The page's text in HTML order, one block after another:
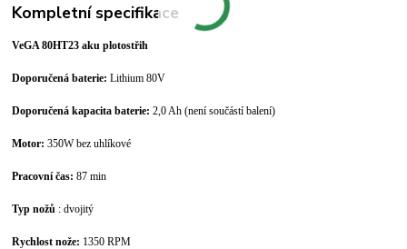
Kompletní specifikace
VeGA 80HT23 aku plotostřih
Doporučená baterie: Lithium 80V
Doporučená kapacita baterie: 2,0 Ah (není součástí balení)
Motor:350W bez uhlíkové
Pracovní čas: 87 min
Typ nožů : dvojitý
Rychlost nože: 1350 RPM